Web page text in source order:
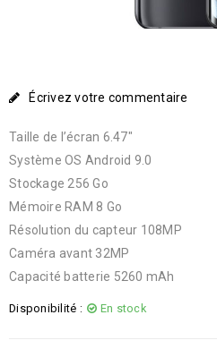
Écrivez votre commentaire
Taille de l’écran 6.47″
Système OS Android 9.0
Stockage 256 Go
Mémoire RAM 8 Go
Résolution du capteur 108MP
Caméra avant 32MP
Capacité batterie 5260 mAh
Disponibilité : En stock